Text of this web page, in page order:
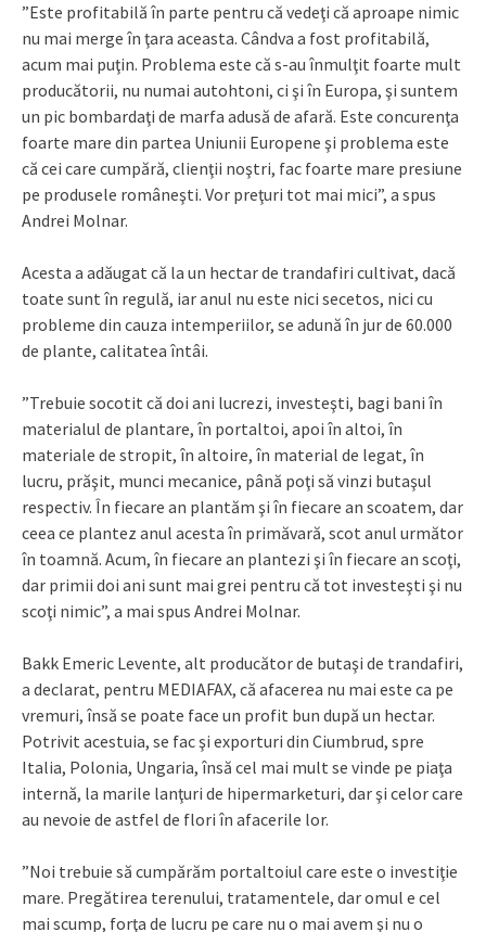
”Este profitabilă în parte pentru că vedeţi că aproape nimic
nu mai merge în ţara aceasta. Cândva a fost profitabilă,
acum mai puţin. Problema este că s-au înmulţit foarte mult
producătorii, nu numai autohtoni, ci şi în Europa, şi suntem
un pic bombardaţi de marfa adusă de afară. Este concurenţa
foarte mare din partea Uniunii Europene şi problema este
că cei care cumpără, clienţii noştri, fac foarte mare presiune
pe produsele româneşti. Vor preţuri tot mai mici”, a spus
Andrei Molnar.
Acesta a adăugat că la un hectar de trandafiri cultivat, dacă
toate sunt în regulă, iar anul nu este nici secetos, nici cu
probleme din cauza intemperiilor, se adună în jur de 60.000
de plante, calitatea întâi.
”Trebuie socotit că doi ani lucrezi, investeşti, bagi bani în
materialul de plantare, în portaltoi, apoi în altoi, în
materiale de stropit, în altoire, în material de legat, în
lucru, prăşit, munci mecanice, până poţi să vinzi butaşul
respectiv. În fiecare an plantăm şi în fiecare an scoatem, dar
ceea ce plantez anul acesta în primăvară, scot anul următor
în toamnă. Acum, în fiecare an plantezi şi în fiecare an scoţi,
dar primii doi ani sunt mai grei pentru că tot investeşti şi nu
scoţi nimic”, a mai spus Andrei Molnar.
Bakk Emeric Levente, alt producător de butaşi de trandafiri,
a declarat, pentru MEDIAFAX, că afacerea nu mai este ca pe
vremuri, însă se poate face un profit bun după un hectar.
Potrivit acestuia, se fac şi exporturi din Ciumbrud, spre
Italia, Polonia, Ungaria, însă cel mai mult se vinde pe piaţa
internă, la marile lanţuri de hipermarketuri, dar şi celor care
au nevoie de astfel de flori în afacerile lor.
”Noi trebuie să cumpărăm portaltoiul care este o investiţie
mare. Pregătirea terenului, tratamentele, dar omul e cel
mai scump, forţa de lucru pe care nu o mai avem şi nu o